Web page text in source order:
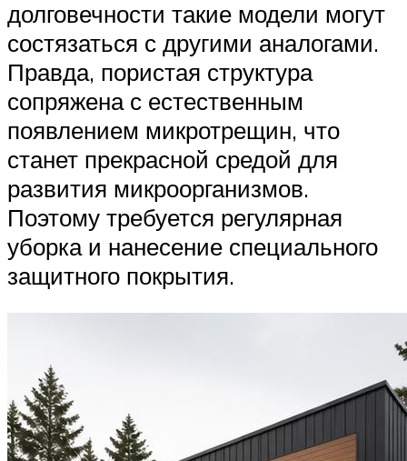
долговечности такие модели могут
состязаться с другими аналогами.
Правда, пористая структура
сопряжена с естественным
появлением микротрещин, что
станет прекрасной средой для
развития микроорганизмов.
Поэтому требуется регулярная
уборка и нанесение специального
защитного покрытия.